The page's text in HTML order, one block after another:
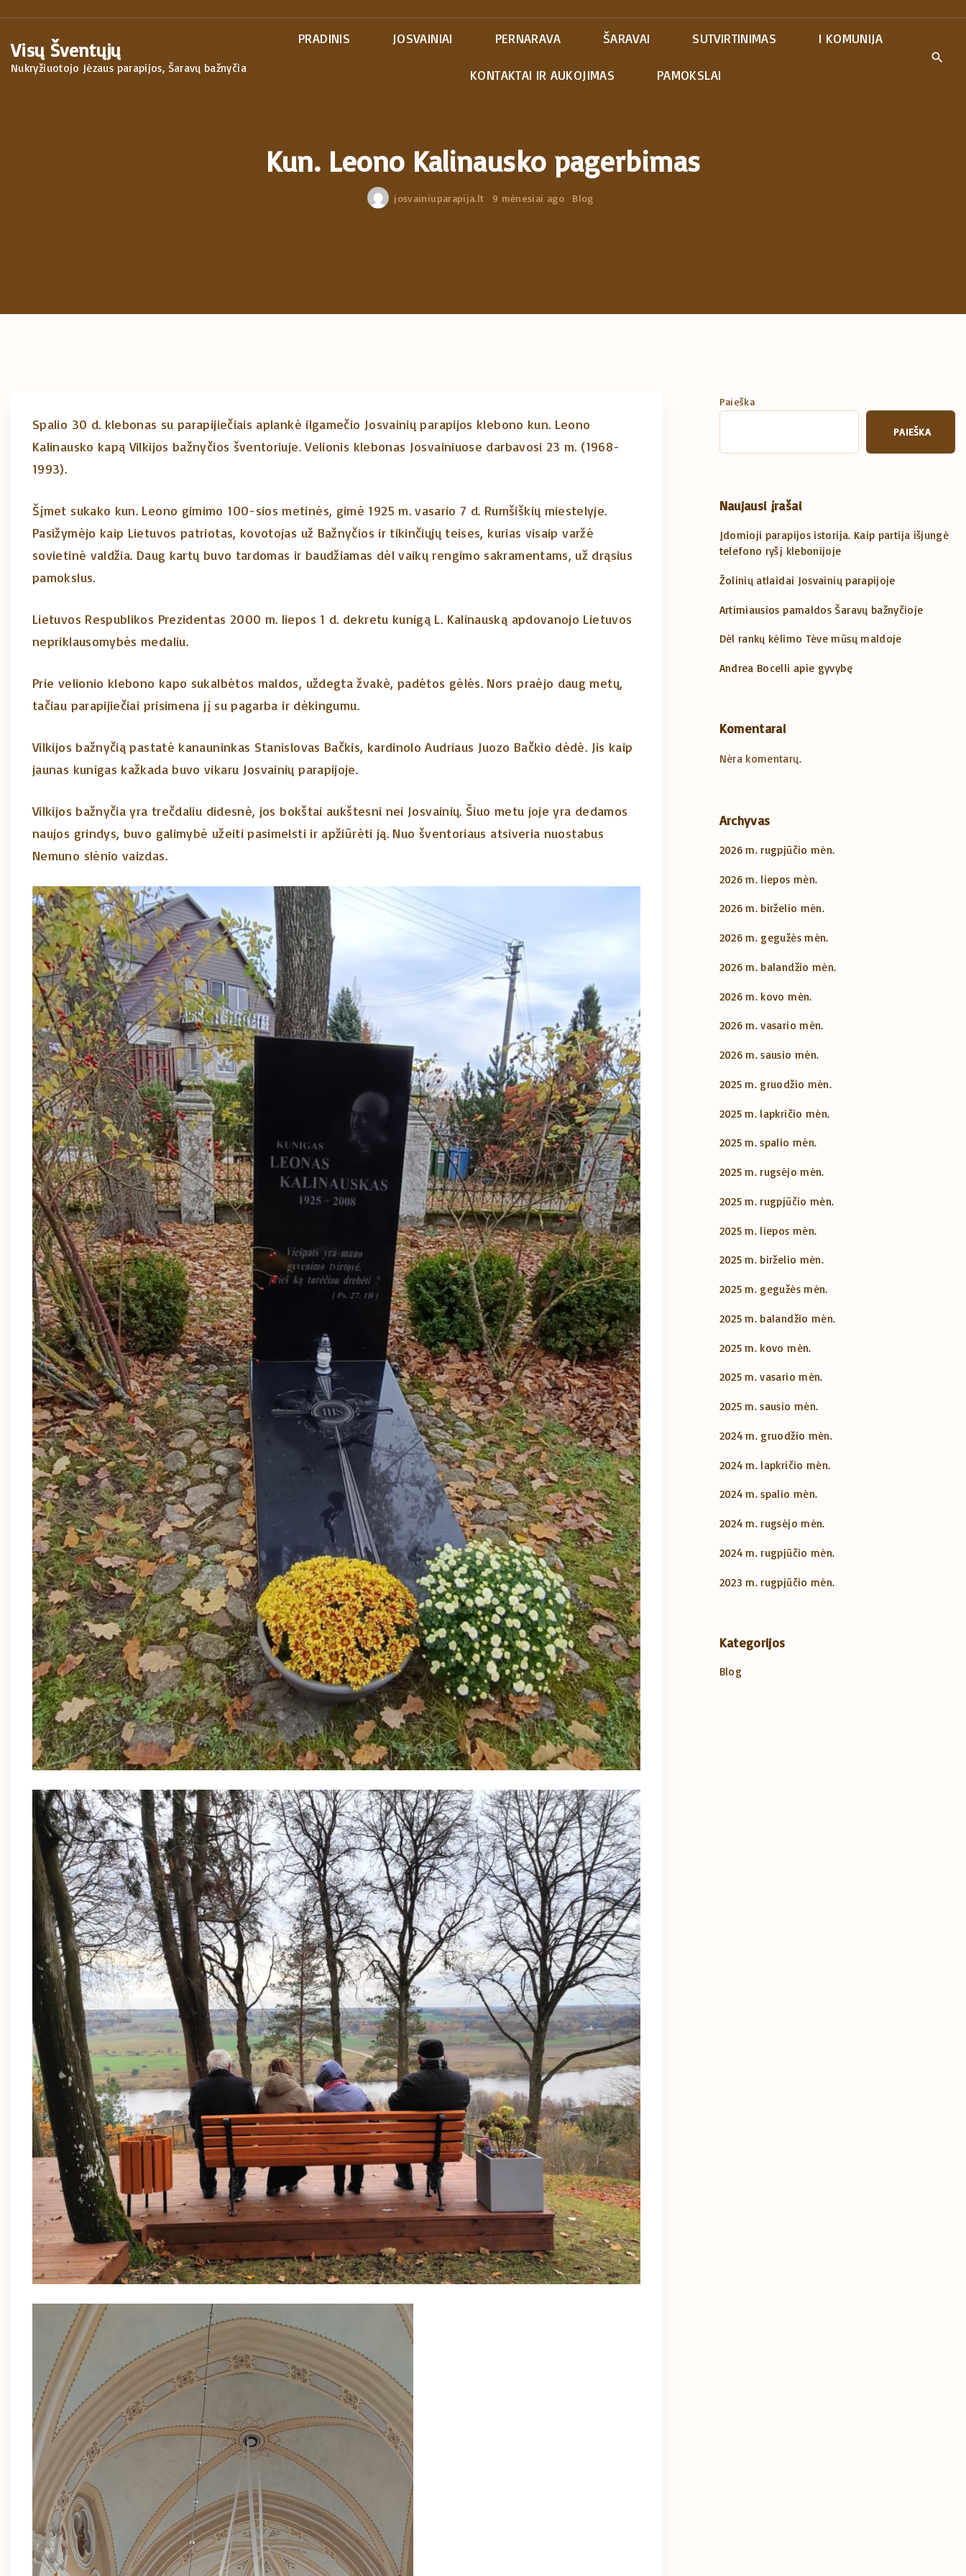
Visų Šventųjų
Nukryžiuotojo Jėzaus parapijos, Šaravų bažnyčia
PRADINIS JOSVAINIAI PERNARAVA ŠARAVAI SUTVIRTINIMAS I KOMUNIJA
KONTAKTAI IR AUKOJIMAS PAMOKSLAI
Kun. Leono Kalinausko pagerbimas
josvainiuparapija.lt 9 mėnesiai ago Blog
Spalio 30 d. klebonas su parapijiečiais aplankė ilgamečio Josvainių parapijos klebono kun. Leono
Kalinausko kapą Vilkijos bažnyčios šventoriuje. Velionis klebonas Josvainiuose darbavosi 23 m. (1968-
1993).
Šįmet sukako kun. Leono gimimo 100-sios metinės, gimė 1925 m. vasario 7 d. Rumšiškių miestelyje.
Pasižymėjo kaip Lietuvos patriotas, kovotojas už Bažnyčios ir tikinčiųjų teises, kurias visaip varžė
sovietinė valdžia. Daug kartų buvo tardomas ir baudžiamas dėl vaikų rengimo sakramentams, už drąsius
pamokslus.
Lietuvos Respublikos Prezidentas 2000 m. liepos 1 d. dekretu kunigą L. Kalinauską apdovanojo Lietuvos
nepriklausomybės medaliu.
Prie velionio klebono kapo sukalbėtos maldos, uždegta žvakė, padėtos gėlės. Nors praėjo daug metų,
tačiau parapijiečiai prisimena jį su pagarba ir dėkingumu.
Vilkijos bažnyčią pastatė kanauninkas Stanislovas Bačkis, kardinolo Audriaus Juozo Bačkio dėdė. Jis kaip
jaunas kunigas kažkada buvo vikaru Josvainių parapijoje.
Vilkijos bažnyčia yra trečdaliu didesnė, jos bokštai aukštesni nei Josvainių. Šiuo metu joje yra dedamos
naujos grindys, buvo galimybė užeiti pasimelsti ir apžiūrėti ją. Nuo šventoriaus atsiveria nuostabus
Nemuno slėnio vaizdas.
Paieška
PAIEŠKA
Naujausi įrašai
Įdomioji parapijos istorija. Kaip partija išjungė
telefono ryšį klebonijoje
Žolinių atlaidai Josvainių parapijoje
Artimiausios pamaldos Šaravų bažnyčioje
Dėl rankų kėlimo Tėve mūsų maldoje
Andrea Bocelli apie gyvybę
Komentarai
Nėra komentarų.
Archyvas
2026 m. rugpjūčio mėn.
2026 m. liepos mėn.
2026 m. birželio mėn.
2026 m. gegužės mėn.
2026 m. balandžio mėn.
2026 m. kovo mėn.
2026 m. vasario mėn.
2026 m. sausio mėn.
2025 m. gruodžio mėn.
2025 m. lapkričio mėn.
2025 m. spalio mėn.
2025 m. rugsėjo mėn.
2025 m. rugpjūčio mėn.
2025 m. liepos mėn.
2025 m. birželio mėn.
2025 m. gegužės mėn.
2025 m. balandžio mėn.
2025 m. kovo mėn.
2025 m. vasario mėn.
2025 m. sausio mėn.
2024 m. gruodžio mėn.
2024 m. lapkričio mėn.
2024 m. spalio mėn.
2024 m. rugsėjo mėn.
2024 m. rugpjūčio mėn.
2023 m. rugpjūčio mėn.
Kategorijos
Blog